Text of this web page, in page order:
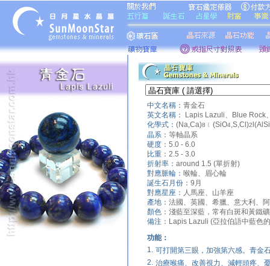
中文名稱： 青金石
英文名稱：
Lapis Lazuli、Blue Rock
化學式： (Na,Ca)8 ﹝(SiO4,S,Cl)2
晶系： 等軸晶系
硬度： 5.0 - 6.0
比重： 2.5 - 3.0
折射率： around 1.5 (單折射)
對應脈輪： 喉輪、眉心輪
誕生石月份： 9月
對應星座： 人馬座、山羊座
產地： 法國、英國、希臘、意大利、
顏色： 淺藍至深藍，常有白斑和黃鐵
備注： Lapis Lazuli (亞拉伯語中藍色
功能：
1. 可打開第三眼，加強第六感。青金
2. 治療喉痛、改善視力、減輕頭疼、